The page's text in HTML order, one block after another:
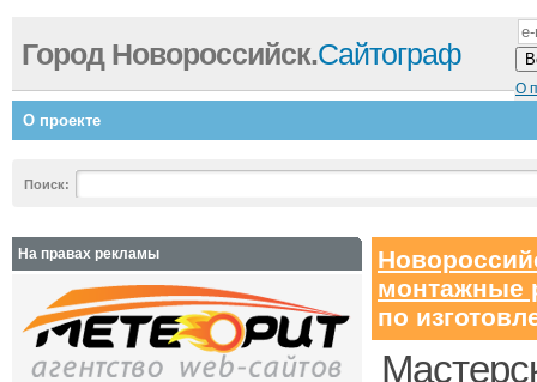
О
Город Новороссийск.Сайтограф
О проекте
Поиск:
монтажные
по
На правах рекламы